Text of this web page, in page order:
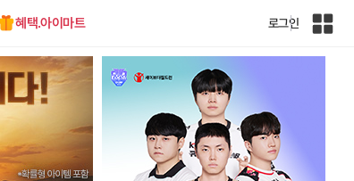
혜택.아이마트 로그인
인